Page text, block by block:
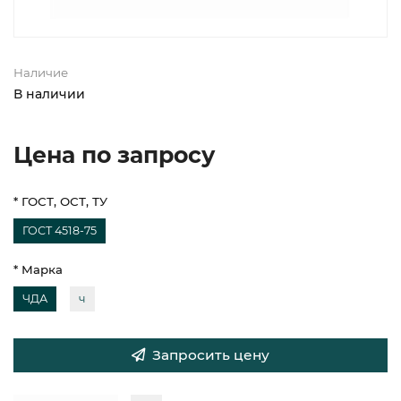
Наличие
В наличии
Цена по запросу
* ГОСТ, ОСТ, ТУ
ГОСТ 4518-75
* Марка
ЧДА ч
Запросить цену